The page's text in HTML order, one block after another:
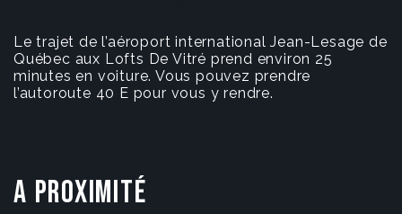
Le trajet de l’aéroport international Jean-Lesage de
Québec aux Lofts De Vitré prend environ 25
minutes en voiture. Vous pouvez prendre
l’autoroute 40 E pour vous y rendre.
A proximité